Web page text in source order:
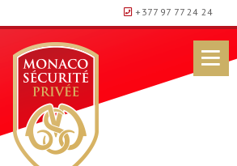
+377 97 77 24 24